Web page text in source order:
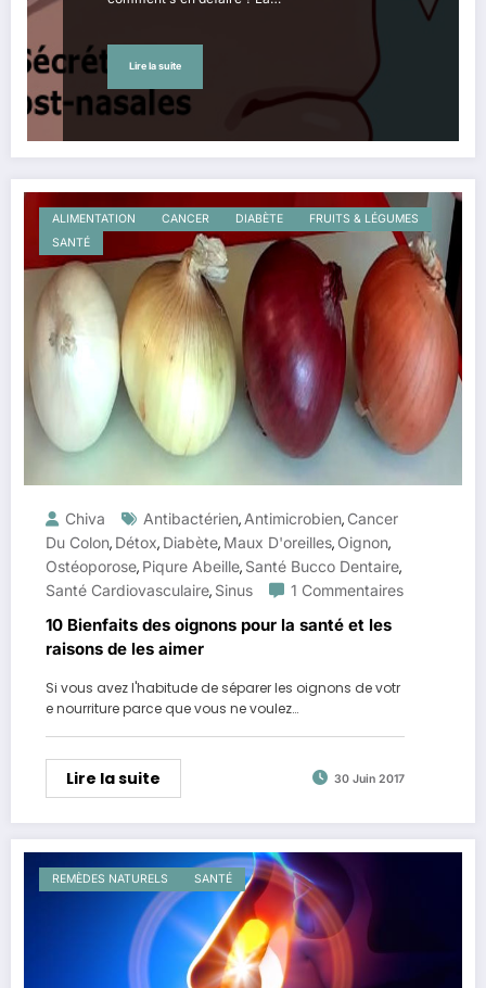
Lire la suite
ALIMENTATION CANCER DIABÈTE
FRUITS & LÉGUMES
SANTÉ
Chiva Antibactérien, Antimicrobien, Cancer
Du Colon, Détox, Diabète, Maux D'oreilles, Oignon,
Ostéoporose, Piqure Abeille, Santé Bucco Dentaire,
Santé Cardiovasculaire, Sinus 1 Commentaires
10 Bienfaits des oignons pour la santé et les
raisons de les aimer
Si vous avez l'habitude de séparer les oignons de votr
e nourriture parce que vous ne voulez…
Lire la suite 30 Juin 2017
REMÈDES NATURELS SANTÉ